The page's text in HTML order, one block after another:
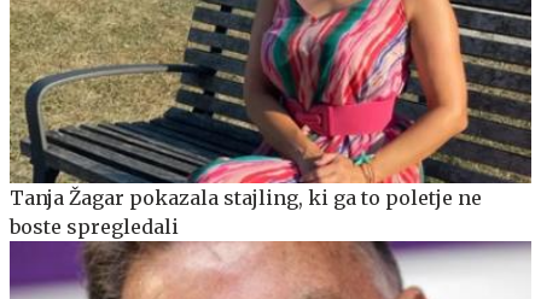
Tanja Žagar pokazala stajling, ki ga to poletje ne
boste spregledali